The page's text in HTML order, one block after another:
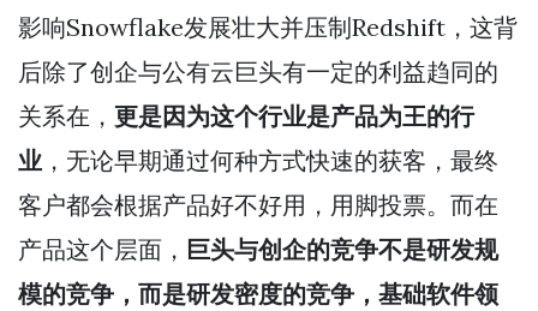
影响Snowflake发展壮大并压制Redshift，这背
后除了创企与公有云巨头有一定的利益趋同的
关系在， 更是因为这个行业是产品为王的行
业 ，无论早期通过何种方式快速的获客，最终
客户都会根据产品好不好用，用脚投票。而在
产品这个层面， 巨头与创企的竞争不是研发规
模的竞争，而是研发密度的竞争，基础软件领